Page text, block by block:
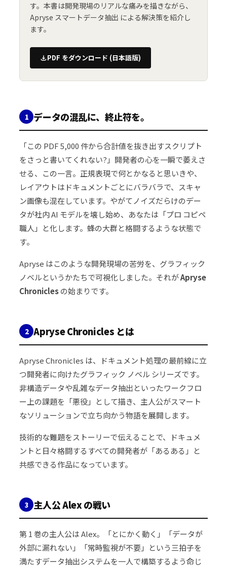
す。本書は開発現場のリアルな痛みを描きながら、
Apryse スマートデータ抽出 による解決策を紹介し
ます。
PDF をダウンロード (日本語版)
1 データの混乱に、終止符を。
「この PDF 5,000 件から合計値を抜き出すスクリプト
をさっと書いてくれない?」開発者の心を一瞬で萎えさ
せる、この一言。正規表現で何とかなると思いきや、
レイアウトはドキュメントごとにバラバラで、スキャ
ン画像も混在しています。やがてノイズだらけのデー
タが社内 AI モデルを壊し始め、あなたは「プロ コピペ
職人」と化します。蜂の大群と格闘するような状態で
す。
Apryse はこのような開発現場の苦労を、グラフィック
ノベルというかたちで可視化しました。それがApryse
Chroniclesの始まりです。
2 Apryse Chronicles とは
Apryse Chronicles は、ドキュメント処理の最前線に立
つ開発者に向けたグラフィック ノベル シリーズです。
非構造データや乱雑なデータ抽出といったワークフロ
ー上の課題を「悪役」として描き、主人公がスマート
なソリューションで立ち向かう物語を展開します。
技術的な難題をストーリーで伝えることで、ドキュメ
ントと日々格闘するすべての開発者が「あるある」と
共感できる作品になっています。
3 主人公 Alex の戦い
第 1 巻の主人公は Alex。「とにかく動く」「データが
外部に漏れない」「常時監視が不要」という三拍子を
満たすデータ抽出システムを一人で構築するよう命じ